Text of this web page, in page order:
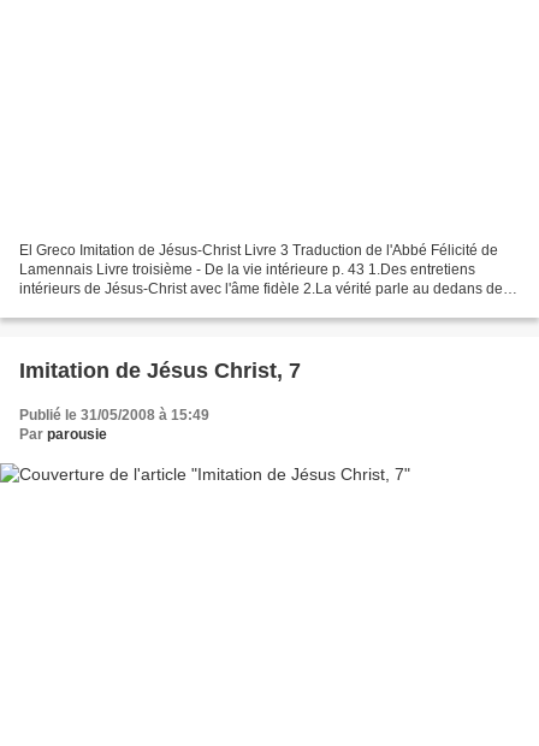
El Greco Imitation de Jésus-Christ Livre 3 Traduction de l'Abbé Félicité de
Lamennais Livre troisième - De la vie intérieure p. 43 1.Des entretiens
intérieurs de Jésus-Christ avec l'âme fidèle 2.La vérité parle au dedans de
Imitation de Jésus Christ, 7
Publié le 31/05/2008 à 15:49
Par parousie